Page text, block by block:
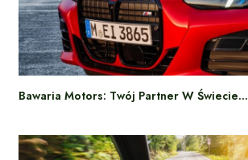
Bawaria Motors: Twój Partner W Świecie…